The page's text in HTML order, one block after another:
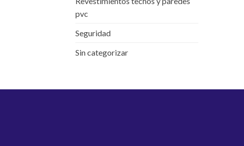
pvc
Seguridad
Sin categorizar